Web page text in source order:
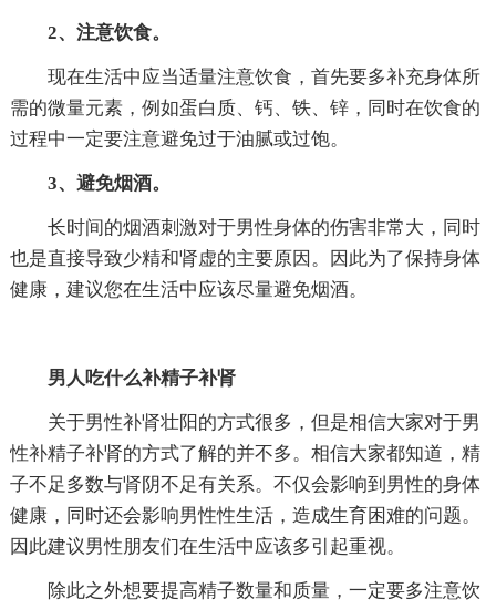
2、注意饮食。
现在生活中应当适量注意饮食，首先要多补充身体所
需的微量元素，例如蛋白质、钙、铁、锌，同时在饮食的
过程中一定要注意避免过于油腻或过饱。
3、避免烟酒。
长时间的烟酒刺激对于男性身体的伤害非常大，同时
也是直接导致少精和肾虚的主要原因。因此为了保持身体
健康，建议您在生活中应该尽量避免烟酒。
男人吃什么补精子补肾
关于男性补肾壮阳的方式很多，但是相信大家对于男
性补精子补肾的方式了解的并不多。相信大家都知道，精
子不足多数与肾阴不足有关系。不仅会影响到男性的身体
健康，同时还会影响男性性生活，造成生育困难的问题。
因此建议男性朋友们在生活中应该多引起重视。
除此之外想要提高精子数量和质量，一定要多注意饮